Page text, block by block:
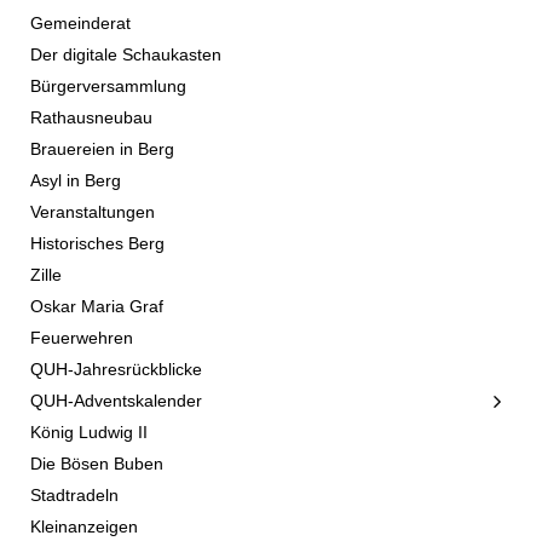
Gemeinderat
Der digitale Schaukasten
Bürgerversammlung
Rathausneubau
Brauereien in Berg
Asyl in Berg
Veranstaltungen
Historisches Berg
Zille
Oskar Maria Graf
Feuerwehren
QUH-Jahresrückblicke
QUH-Adventskalender
König Ludwig II
Die Bösen Buben
Stadtradeln
Kleinanzeigen